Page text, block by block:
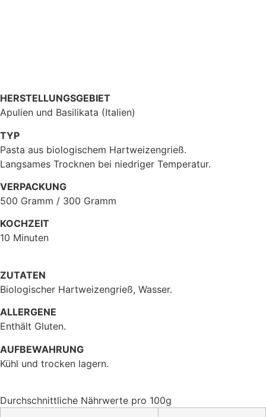
HERSTELLUNGSGEBIET
Apulien und Basilikata (Italien)
TYP
Pasta aus biologischem Hartweizengrieß.
Langsames Trocknen bei niedriger Temperatur.
VERPACKUNG
500 Gramm / 300 Gramm
KOCHZEIT
10 Minuten
ZUTATEN
Biologischer Hartweizengrieß, Wasser.
ALLERGENE
Enthält Gluten.
AUFBEWAHRUNG
Kühl und trocken lagern.
Durchschnittliche Nährwerte pro 100g